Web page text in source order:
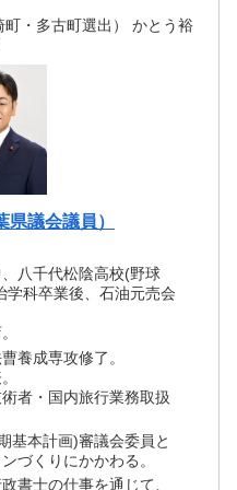
・多古町選出） かとう裕
議会議員）
八千代松陰高校(野球
学科卒業後、石油元売会
養成専攻修了。
者・国内旅行業務取扱
基本計画)審議会委員と
づくりにかかわる。
書士の仕事を通じて、